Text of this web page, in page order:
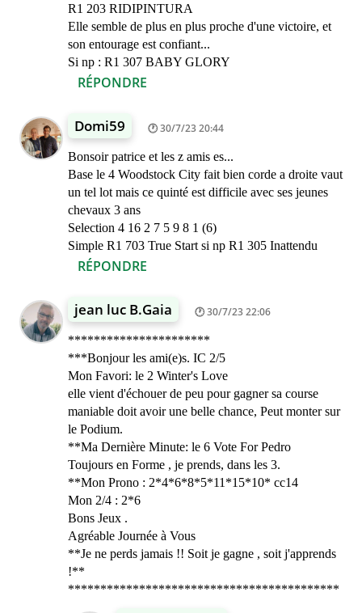
R1 203 RIDIPINTURA
Elle semble de plus en plus proche d'une victoire, et
son entourage est confiant...
Si np : R1 307 BABY GLORY
RÉPONDRE
Domi59 30/7/23 20:44
Bonsoir patrice et les z amis es...
Base le 4 Woodstock City fait bien corde a droite vaut
un tel lot mais ce quinté est difficile avec ses jeunes
chevaux 3 ans
Selection 4 16 2 7 5 9 8 1 (6)
Simple R1 703 True Start si np R1 305 Inattendu
RÉPONDRE
jean luc B.Gaia 30/7/23 22:06
**********************
***Bonjour les ami(e)s. IC 2/5
Mon Favori: le 2 Winter's Love
elle vient d'échouer de peu pour gagner sa course
maniable doit avoir une belle chance, Peut monter sur
le Podium.
**Ma Dernière Minute: le 6 Vote For Pedro
Toujours en Forme , je prends, dans les 3.
**Mon Prono : 2*4*6*8*5*11*15*10* cc14
Mon 2/4 : 2*6
Bons Jeux .
Agréable Journée à Vous
**Je ne perds jamais !! Soit je gagne , soit j'apprends
!**
******************************************